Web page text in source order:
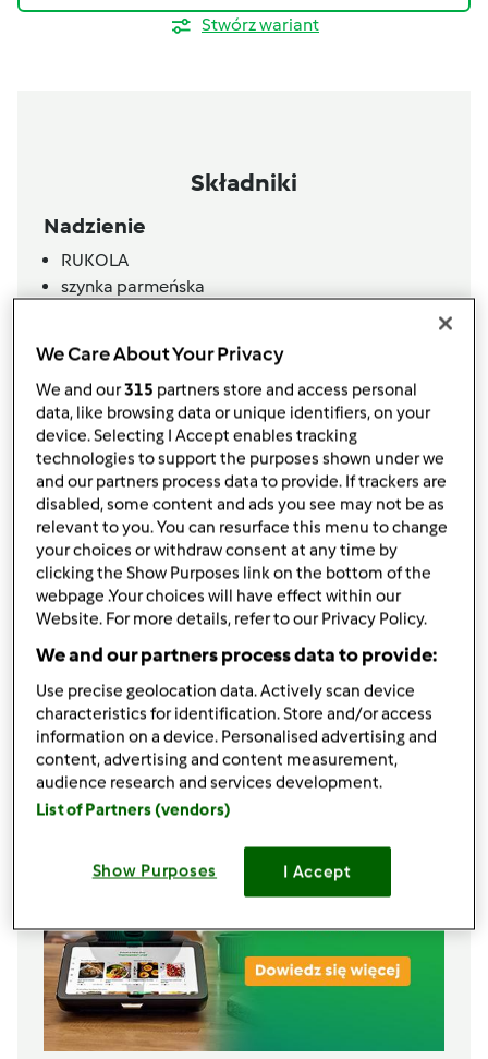
Stwórz wariant
Składniki
Nadzienie
RUKOLA
szynka parmeńska
1 kulka sera mozarella
Sos pomidorowy
1puszka pomidorów bez skóry
3ząbkiczosnku
oregano, sól, pieprz
oliwa z oliwek
Ciasto
150gwody,w temperaturze pokojowej
0,5łyżeczki cukru
5gsuchych drożdży
250gmąki pszennej typ 550
Lista zakupów
We Care About Your Privacy
We and our315 partners store and access personal
data, like browsing data or unique identifiers, on your
device. Selecting I Accept enables tracking
technologies to support the purposes shown under we
and our partners process data to provide. If trackers are
disabled, some content and ads you see may not be as
relevant to you. You can resurface this menu to change
your choices or withdraw consent at any time by
clicking the Show Purposes link on the bottom of the
webpage .Your choices will have effect within our
Website. For more details, refer to our Privacy Policy.
We and our partners process data to provide:
Use precise geolocation data. Actively scan device
characteristics for identification. Store and/or access
information on a device. Personalised advertising and
content, advertising and content measurement,
audience research and services development.
List of Partners (vendors)
Show Purposes I Accept